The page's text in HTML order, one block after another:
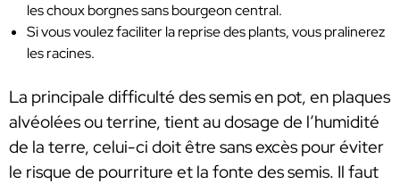
les choux borgnes sans bourgeon central.
Si vous voulez faciliter la reprise des plants, vous pralinerez
les racines.
La principale difficulté des semis en pot, en plaques
alvéolées ou terrine, tient au dosage de l’humidité
de la terre, celui-ci doit être sans excès pour éviter
le risque de pourriture et la fonte des semis. Il faut